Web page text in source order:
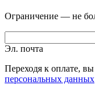
Ограничение — не
Эл. почта
Переходя к оплате, вы
персональных данных